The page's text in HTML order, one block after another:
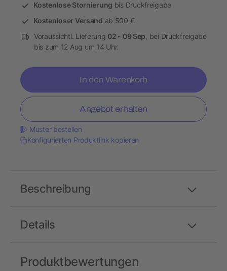
Kostenlose Stornierung bis Druckfreigabe
Kostenloser Versand ab 500 €
Voraussichtl. Lieferung 02 - 09 Sep , bei Druckfreigabe
bis zum 12 Aug um 14 Uhr.
In den Warenkorb
Angebot erhalten
Muster bestellen
Konfigurierten Produktlink kopieren
Details
Beschreibung
Produktbewertungen